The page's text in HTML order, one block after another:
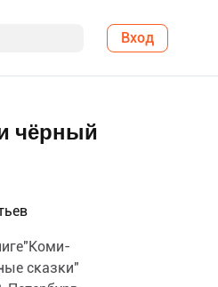
Вход
чёрный
сказки"